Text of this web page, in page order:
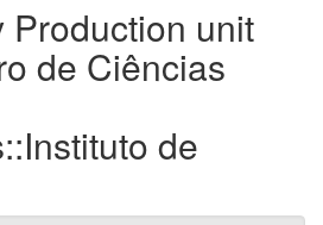
Production unit
de Ciências
de